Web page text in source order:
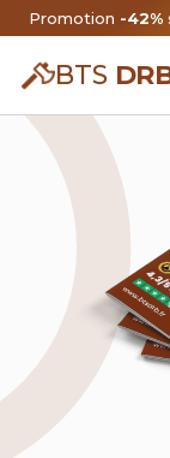
Promotion -42%
BTS